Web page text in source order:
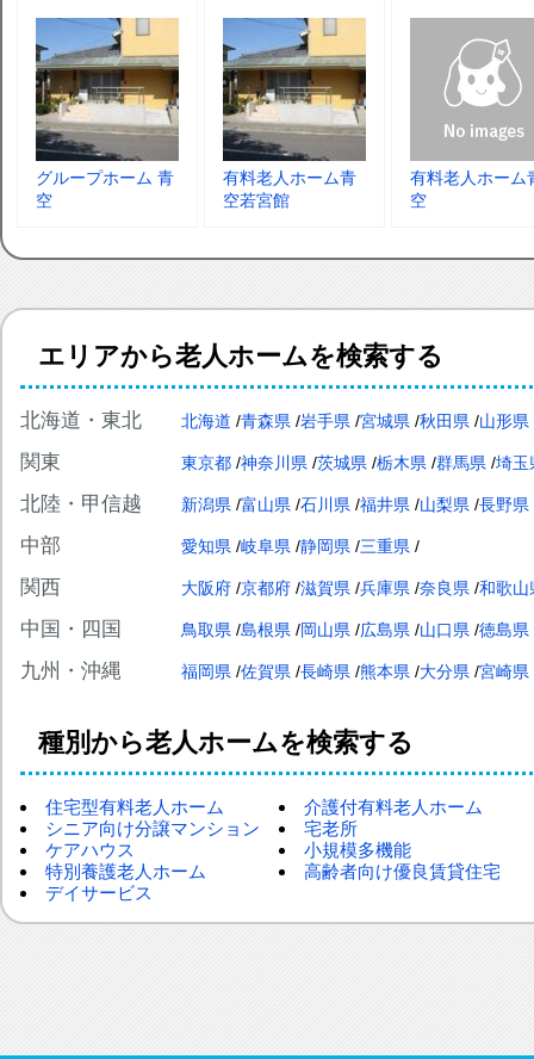
グループホーム 青
空
有料老人ホーム青
空若宮館
有料老人ホーム
空
エリアから老人ホームを検索する
北海道・東北 北海道 青森県 岩手県 宮城県 秋田県 山形県
関東 東京都 神奈川県 茨城県 栃木県 群馬県 埼玉
北陸・甲信越 新潟県 富山県 石川県 福井県 山梨県 長野県
中部 愛知県 岐阜県 静岡県 三重県
関西 大阪府 京都府 滋賀県 兵庫県 奈良県 和歌山
中国・四国 鳥取県 島根県 岡山県 広島県 山口県 徳島県
九州・沖縄 福岡県 佐賀県 長崎県 熊本県 大分県 宮崎県
種別から老人ホームを検索する
住宅型有料老人ホーム
介護付有料老人ホーム
シニア向け分譲マンション
宅老所
ケアハウス
小規模多機能
特別養護老人ホーム
高齢者向け優良賃貸住宅
デイサービス